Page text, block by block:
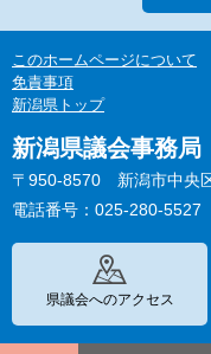
このホームページについて
免責事項
新潟県トップ
新潟県議会事務局
〒950-8570 新潟市中央
電話番号：025-280-5527
県議会へのアクセス